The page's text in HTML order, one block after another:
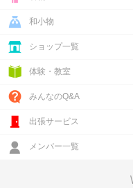
和小物
ショップ一覧
体験・教室
みんなのQ&A
出張サービス
メンバー一覧
\